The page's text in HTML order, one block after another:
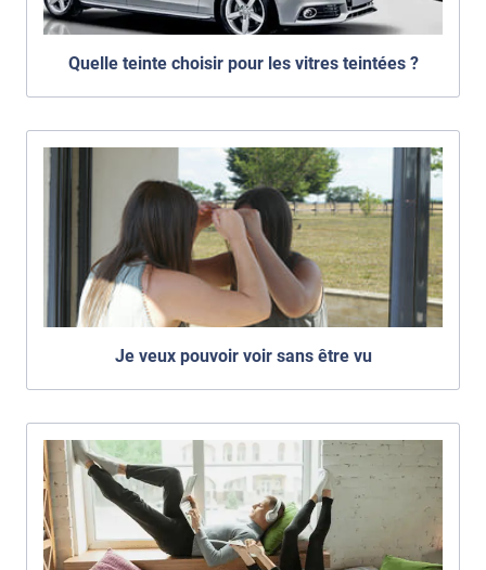
Quelle teinte choisir pour les vitres teintées ?
Je veux pouvoir voir sans être vu